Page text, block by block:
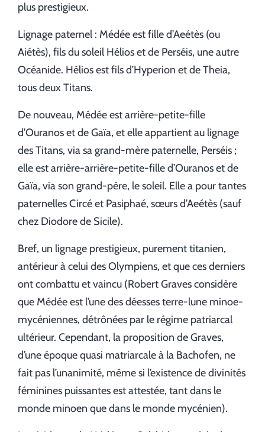
plus prestigieux.
Lignage paternel : Médée est fille d’Aeétès (ou
Aiétès), fils du soleil Hélios et de Perséis, une autre
Océanide. Hélios est fils d’Hyperion et de Theia,
tous deux Titans.
De nouveau, Médée est arrière-petite-fille
d’Ouranos et de Gaïa, et elle appartient au lignage
des Titans, via sa grand-mère paternelle, Perséis ;
elle est arrière-arrière-petite-fille d’Ouranos et de
Gaïa, via son grand-père, le soleil. Elle a pour tantes
paternelles Circé et Pasiphaé, sœurs d’Aeétès (sauf
chez Diodore de Sicile).
Bref, un lignage prestigieux, purement titanien,
antérieur à celui des Olympiens, et que ces derniers
ont combattu et vaincu (Robert Graves considère
que Médée est l’une des déesses terre-lune minoe-
mycéniennes, détrônées par le régime patriarcal
ultérieur. Cependant, la proposition de Graves,
d’une époque quasi matriarcale à la Bachofen, ne
fait pas l’unanimité, même si l’existence de divinités
féminines puissantes est attestée, tant dans le
monde minoen que dans le monde mycénien).